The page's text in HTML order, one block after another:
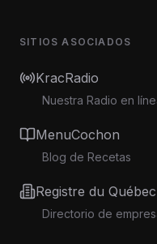
SITIOS ASOCIADOS
KracRadio
Nuestra Radio en
MenuCochon
Blog de Recetas
Registre du Québec
Directorio de